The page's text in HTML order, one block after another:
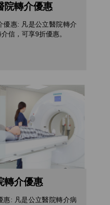
院轉介優惠
優惠: 凡是公立醫院轉介
信，可享9折優惠。
轉介優惠
惠: 凡是公立醫院轉介病